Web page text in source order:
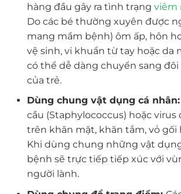
hàng đầu gây ra tình trạng viêm
Do các bé thường xuyên được
mang mầm bệnh) ôm ấp, hôn
vệ sinh, vi khuẩn từ tay hoặc da
có thể dễ dàng chuyển sang
của trẻ.
Dùng chung vật dụng cá nhân:
cầu (Staphylococcus) hoặc
trên khăn mặt, khăn tắm, vỏ gối
Khi dùng chung những vật
bệnh sẽ trực tiếp tiếp xúc với
người lành.